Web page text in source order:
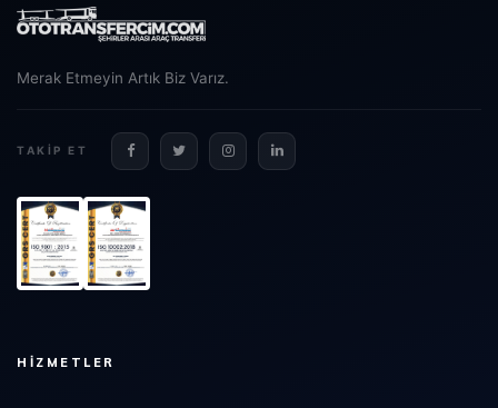
Merak Etmeyin Artık Biz Varız.
TAKIP ET
HIZMETLER